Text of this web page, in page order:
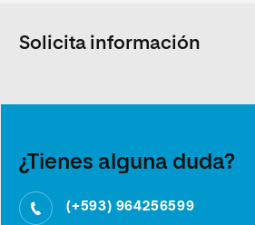
Solicita información
¿Tienes alguna duda?
(+593) 964256599